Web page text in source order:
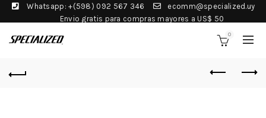
Whatsapp: +(598) 092 567 346
ecomm@specialized.uy
Envio gratis para compras mayores a US$ 50
0